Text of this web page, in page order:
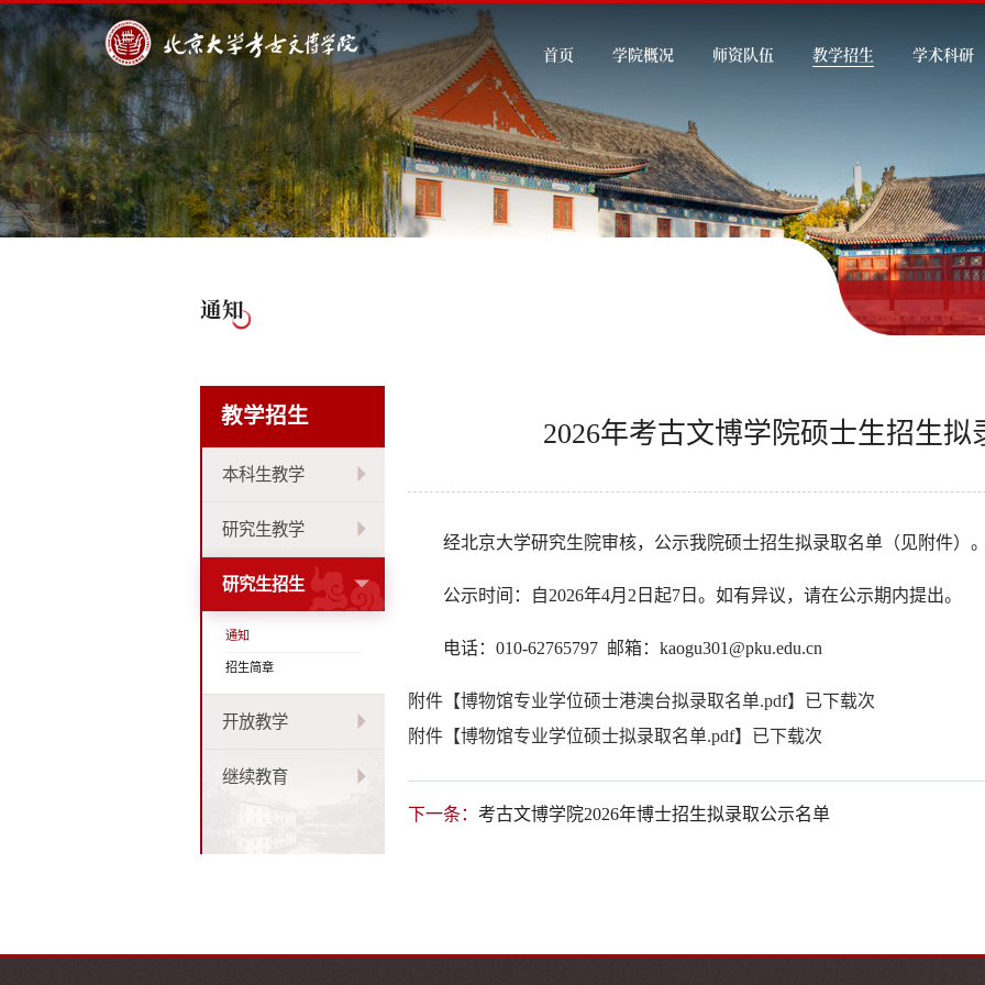
首页 学院概况 师资队伍 教学招生 学术科研
通知
教学招生
本科生教学
研究生教学
研究生招生
通知
招生简章
开放教学
继续教育
2026年考古文博学院硕士生招生拟
经北京大学研究生院审核，公示我院硕士招生拟录取名单（见附件）
公示时间：自2026年4月2日起7日 。如有异议，请在公示期内提出。
电话：010-62765797 邮箱：kaogu301@pku.edu.cn
附件【博物馆专业学位硕士港澳台拟录取名单.pdf】已下载次
附件【博物馆专业学位硕士拟录取名单.pdf】已下载次
下一条： 考古文博学院2026年博士招生拟录取公示名单